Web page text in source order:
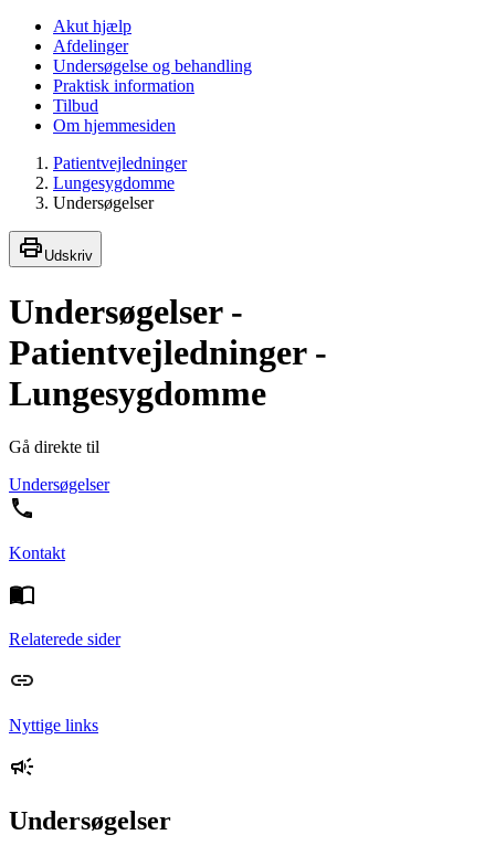
Akut hjælp
Afdelinger
Undersøgelse og behandling
Praktisk information
Tilbud
Om hjemmesiden
Patientvejledninger
Lungesygdomme
Undersøgelser
Udskriv
Undersøgelser -
Patientvejledninger -
Lungesygdomme
Gå direkte til
Undersøgelser
Kontakt
Relaterede sider
Nyttige links
Undersøgelser